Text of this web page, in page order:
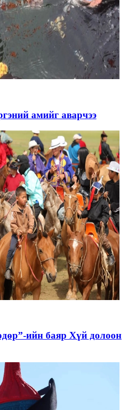
амийг аварчээ
ийн баяр Хүй долоон